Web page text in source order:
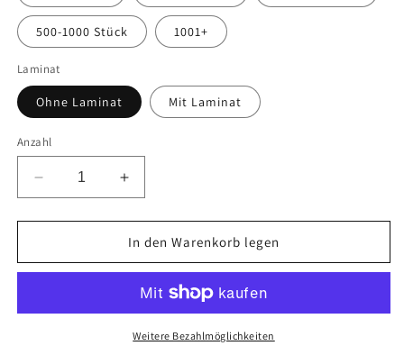
500-1000 Stück 1001+
Laminat
Ohne Laminat Mit Laminat
Anzahl
Verringere
die
Menge
Mülltrennungsaufkleber
7
Erhöhe
die
Menge
für
Mülltrennungsaufkleber
&quot;Metall&quot;
7
cm
In den Warenkorb legen
Weitere Bezahlmöglichkeiten